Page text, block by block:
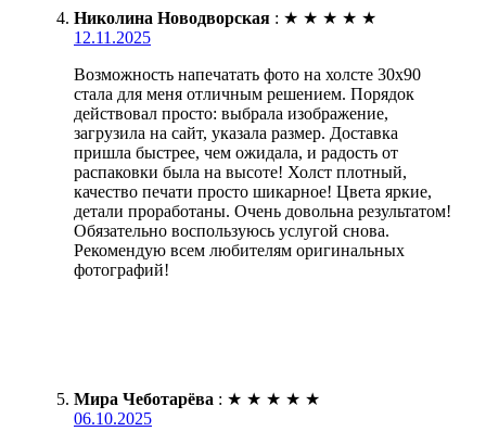
Николина Новодворская : ★ ★ ★ ★ ★
12.11.2025
Возможность напечатать фото на холсте 30х90
стала для меня отличным решением. Порядок
действовал просто: выбрала изображение,
загрузила на сайт, указала размер. Доставка
пришла быстрее, чем ожидала, и радость от
распаковки была на высоте! Холст плотный,
качество печати просто шикарное! Цвета яркие,
детали проработаны. Очень довольна результатом!
Обязательно воспользуюсь услугой снова.
Рекомендую всем любителям оригинальных
фотографий!
Мира Чеботарёва : ★ ★ ★ ★ ★
06.10.2025